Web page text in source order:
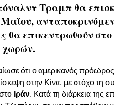
Τραμπ θα
θα επικεντρωθούν
χωρών.
ότι ο αμερικανός
στην Κίνα, με στόχο τη
Ιράν. Κατά τη διάρκεια της